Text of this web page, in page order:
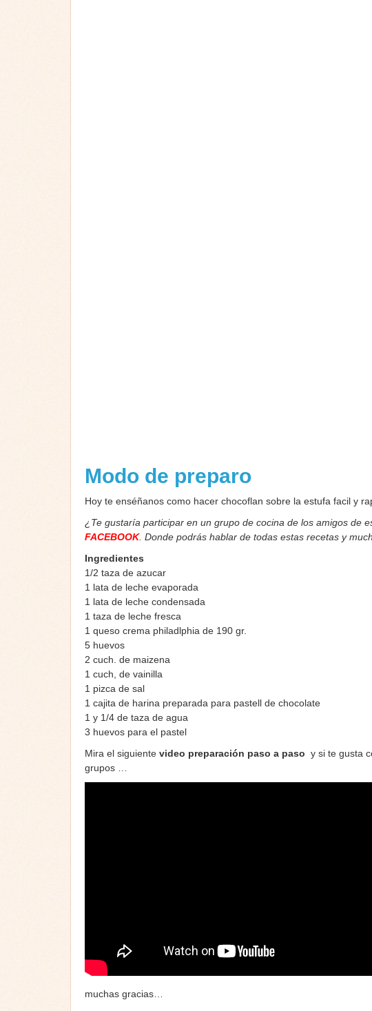
Modo de preparo
Hoy te enséñanos como hacer chocoflan sobre la estufa facil y
¿Te gustaría participar en un grupo de cocina de los amigos de
FACEBOOK. Donde podrás hablar de todas estas recetas y
Ingredientes
1/2 taza de azucar
1 lata de leche evaporada
1 lata de leche condensada
1 taza de leche fresca
1 queso crema philadlphia de 190 gr.
5 huevos
2 cuch. de maizena
1 cuch, de vainilla
1 pizca de sal
1 cajita de harina preparada para pastell de chocolate
1 y 1/4 de taza de agua
3 huevos para el pastel
Mira el siguiente video preparación paso a paso y si te gusta
grupos …
muchas gracias…